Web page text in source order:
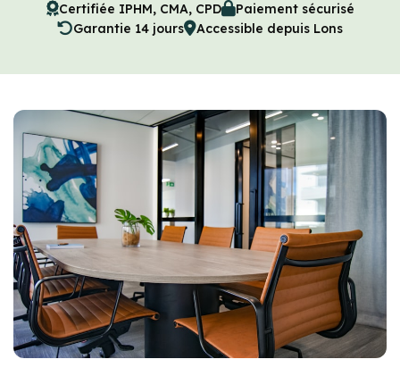
Certifiée IPHM, CMA, CPD
Paiement sécurisé
Garantie 14 jours
Accessible depuis Lons